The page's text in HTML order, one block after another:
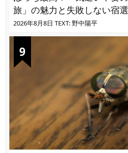
旅」の魅力と失敗しない宿
2026年8月8日 TEXT: 野中陽平